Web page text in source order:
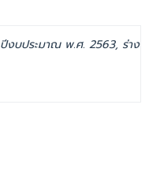
ปีงบประมาณ พ.ศ. 2563, ร่าง